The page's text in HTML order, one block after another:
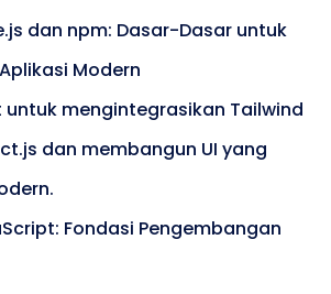
dan npm: Dasar-Dasar untuk
Modern
untuk mengintegrasikan Tailwind
dan membangun UI yang
Fondasi Pengembangan